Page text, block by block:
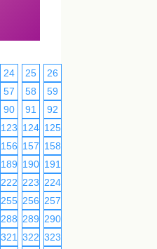
24 25 26
57 58 59
90 91 92
123 124 125
156 157 158
189 190 191
222 223 224
255 256 257
288 289 290
321 322 323